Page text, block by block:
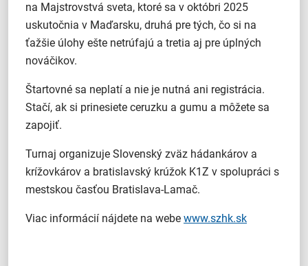
na Majstrovstvá sveta, ktoré sa v októbri 2025
uskutočnia v Maďarsku, druhá pre tých, čo si na
ťažšie úlohy ešte netrúfajú a tretia aj pre úplných
nováčikov.
Štartovné sa neplatí a nie je nutná ani registrácia.
Stačí, ak si prinesiete ceruzku a gumu a môžete sa
zapojiť.
Turnaj organizuje Slovenský zväz hádankárov a
krížovkárov a bratislavský krúžok K1Z v spolupráci s
mestskou časťou Bratislava-Lamač.
Viac informácií nájdete na webe www.szhk.sk